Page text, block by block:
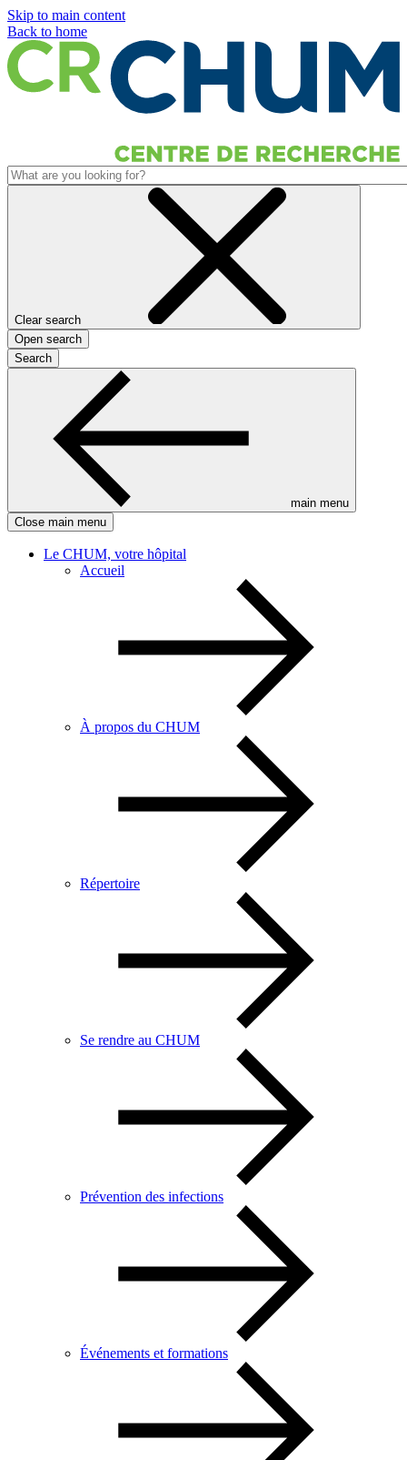
Skip to main content
Back to home
Clear search
Open search
Search
main menu
Close main menu
Le CHUM, votre hôpital
Accueil
À propos du CHUM
Répertoire
Se rendre au CHUM
Prévention des infections
Événements et formations